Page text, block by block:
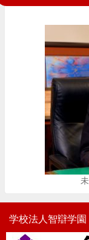
学校法人智辯学園